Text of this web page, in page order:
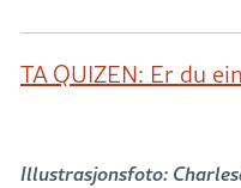
TA QUIZEN: Er du
Illustrasjonsfoto: